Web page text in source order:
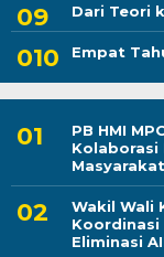
Dari Teori
Empat
PB HMI
Kolaborasi
Wakil Wali
Koordinasi
Eliminasi